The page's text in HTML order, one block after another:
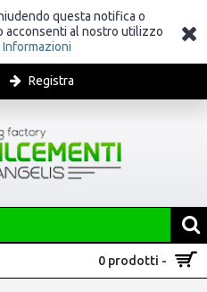
questa notifica o
acconsenti al nostro utilizzo
Informazioni
Registra
0 prodotti -